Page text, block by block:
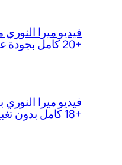
فيديو ميرا
+20 كامل بجودة عالية
فيديو ميرا النوري
+18 كامل بدون تغبيش